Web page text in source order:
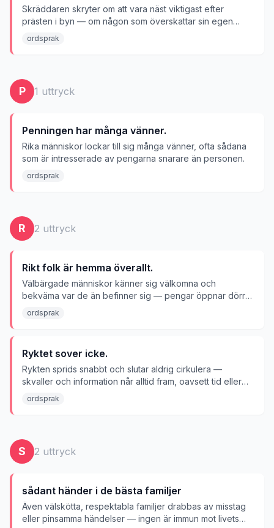
Skräddaren skryter om att vara näst viktigast efter
prästen i byn — om någon som överskattar sin egen
betydelse eller ställning.
ordsprak
P 1 uttryck
Penningen har många vänner.
Rika människor lockar till sig många vänner, ofta sådana
som är intresserade av pengarna snarare än personen.
ordsprak
R 2 uttryck
Rikt folk är hemma överallt.
Välbärgade människor känner sig välkomna och
bekväma var de än befinner sig — pengar öppnar dörrar
överallt i världen.
ordsprak
Ryktet sover icke.
Rykten sprids snabbt och slutar aldrig cirkulera —
skvaller och information når alltid fram, oavsett tid eller
plats.
ordsprak
S 2 uttryck
sådant händer i de bästa familjer
Även välskötta, respektabla familjer drabbas av misstag
eller pinsamma händelser — ingen är immun mot livets